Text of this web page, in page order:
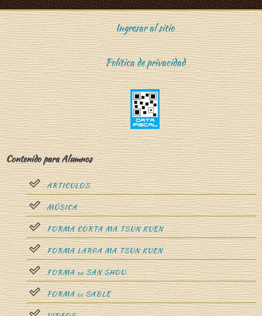
Ingresar al sitio
Política de privacidad
Contenido para Alumnos
ARTICULOS
MÚSICA
FORMA CORTA MA TSUN KUEN
FORMA LARGA MA TSUN KUEN
FORMADESAN SHOU
FORMADESABLE